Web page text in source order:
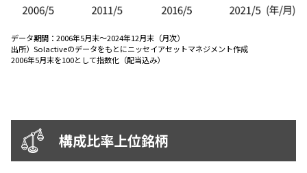
データ期間： 2006年5月末～2024年12月末（月次）
出所） Solactiveのデータをもとにニッセイアセットマネジメント作成
2006年5⽉末を100として指数化（配当込み）
構成比率上位銘柄